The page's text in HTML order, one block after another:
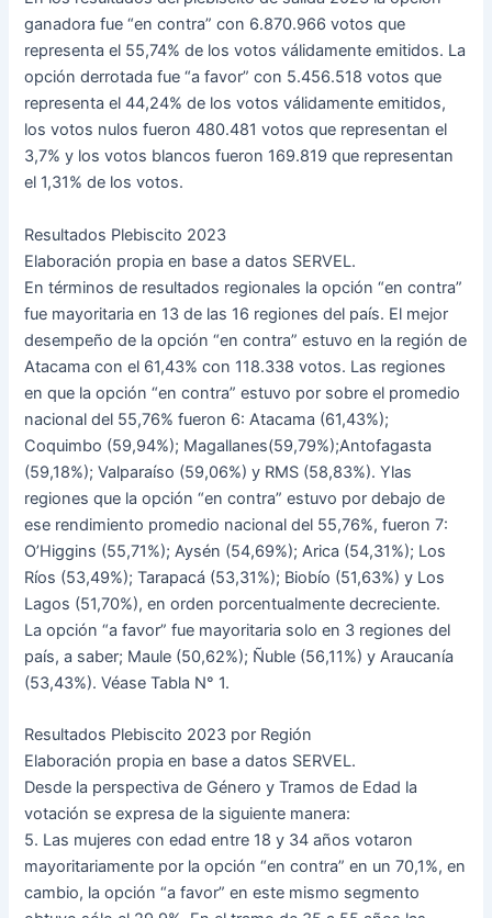
ganadora fue “en contra” con 6.870.966 votos que
representa el 55,74% de los votos válidamente emitidos. La
opción derrotada fue “a favor” con 5.456.518 votos que
representa el 44,24% de los votos válidamente emitidos,
los votos nulos fueron 480.481 votos que representan el
3,7% y los votos blancos fueron 169.819 que representan
el 1,31% de los votos.
Resultados Plebiscito 2023
Elaboración propia en base a datos SERVEL.
En términos de resultados regionales la opción “en contra”
fue mayoritaria en 13 de las 16 regiones del país. El mejor
desempeño de la opción “en contra” estuvo en la región de
Atacama con el 61,43% con 118.338 votos. Las regiones
en que la opción “en contra” estuvo por sobre el promedio
nacional del 55,76% fueron 6: Atacama (61,43%);
Coquimbo (59,94%); Magallanes(59,79%);Antofagasta
(59,18%); Valparaíso (59,06%) y RMS (58,83%). Ylas
regiones que la opción “en contra” estuvo por debajo de
ese rendimiento promedio nacional del 55,76%, fueron 7:
O’Higgins (55,71%); Aysén (54,69%); Arica (54,31%); Los
Ríos (53,49%); Tarapacá (53,31%); Biobío (51,63%) y Los
Lagos (51,70%), en orden porcentualmente decreciente.
La opción “a favor” fue mayoritaria solo en 3 regiones del
país, a saber; Maule (50,62%); Ñuble (56,11%) y Araucanía
(53,43%). Véase Tabla N° 1.
Resultados Plebiscito 2023 por Región
Elaboración propia en base a datos SERVEL.
Desde la perspectiva de Género y Tramos de Edad la
votación se expresa de la siguiente manera:
5. Las mujeres con edad entre 18 y 34 años votaron
mayoritariamente por la opción “en contra” en un 70,1%, en
cambio, la opción “a favor” en este mismo segmento